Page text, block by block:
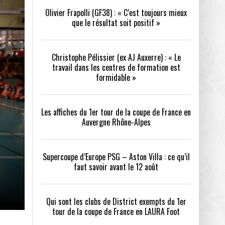
- 24/07/2026
- 21/07/2026
a tenu toutes ses promesses - 04/07/2026
PSG – ASTON VILLA :
AVANT LE 12 AOÛT
QUI SONT LES CLUBS DE DISTRICT EXEMPTS
DU 1ER TOUR DE LA COUPE DE FRANCE EN
LAURA FOOT
Olivier Frapolli (GF38) : « C’est toujours mieux
que le résultat soit positif »
Christophe Pélissier (ex AJ Auxerre) : « Le
travail dans les centres de formation est
formidable »
Les affiches du 1er tour de la coupe de France en
Auvergne Rhône-Alpes
Supercoupe d’Europe PSG – Aston Villa : ce qu’il
faut savoir avant le 12 août
Qui sont les clubs de District exempts du 1er
tour de la coupe de France en LAURA Foot